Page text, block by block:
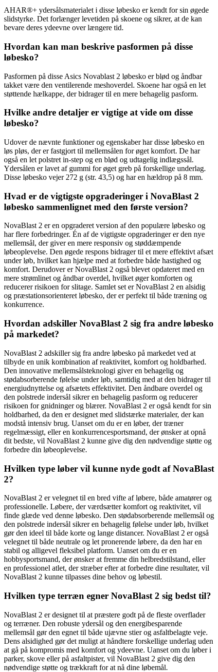
AHAR®+ ydersålsmaterialet i disse løbesko er kendt for sin øgede
slidstyrke. Det forlænger levetiden på skoene og sikrer, at de kan
bevare deres ydeevne over længere tid.
Hvordan kan man beskrive pasformen på disse
løbesko?
Pasformen på disse Asics Novablast 2 løbesko er blød og åndbar
takket være den ventilerende meshoverdel. Skoene har også en let
støttende hælkappe, der bidrager til en mere behagelig pasform.
Hvilke andre detaljer er vigtige at vide om disse
løbesko?
Udover de nævnte funktioner og egenskaber har disse løbesko en
løs pløs, der er fastgjort til mellemsålen for øget komfort. De har
også en let polstret in-step og en blød og udtagelig indlægssål.
Ydersålen er lavet af gummi for øget greb på forskellige underlag.
Disse løbesko vejer 272 g (str. 43,5) og har en hældrop på 8 mm.
Hvad er de vigtigste opgraderinger i NovaBlast 2
løbesko sammenlignet med den første version?
NovaBlast 2 er en opgraderet version af den populære løbesko og
har flere forbedringer. Én af de vigtigste opgraderinger er den nye
mellemsål, der giver en mere responsiv og støddæmpende
løbeoplevelse. Den øgede respons bidrager til et mere effektivt afsæt
under løb, hvilket kan hjælpe med at forbedre både hastighed og
komfort. Derudover er NovaBlast 2 også blevet opdateret med en
mere strømlinet og åndbar overdel, hvilket øger komforten og
reducerer risikoen for slitage. Samlet set er NovaBlast 2 en alsidig
og præstationsorienteret løbesko, der er perfekt til både træning og
konkurrence.
Hvordan adskiller NovaBlast 2 sig fra andre løbesko
på markedet?
NovaBlast 2 adskiller sig fra andre løbesko på markedet ved at
tilbyde en unik kombination af reaktivitet, komfort og holdbarhed.
Den innovative mellemsålsteknologi giver en behagelig og
stødabsorberende følelse under løb, samtidig med at den bidrager til
energiudnyttelse og afsætets effektivitet. Den åndbare overdel og
den polstrede indersål sikrer en behagelig pasform og reducerer
risikoen for gnidninger og blærer. NovaBlast 2 er også kendt for sin
holdbarhed, da den er designet med slidstærke materialer, der kan
modstå intensiv brug. Uanset om du er en løber, der træner
regelmæssigt, eller en konkurrencesportsmand, der ønsker at opnå
dit bedste, vil NovaBlast 2 kunne give dig den nødvendige støtte og
forbedre din løbeoplevelse.
Hvilken type løber vil kunne nyde godt af NovaBlast
2?
NovaBlast 2 er velegnet til en bred vifte af løbere, både amatører og
professionelle. Løbere, der værdsætter komfort og reaktivitet, vil
finde glæde ved denne løbesko. Den stødabsorberende mellemsål og
den polstrede indersål sikrer en behagelig følelse under løb, hvilket
gør den ideel til både korte og lange distancer. NovaBlast 2 er også
velegnet til både neutrale og let pronerende løbere, da den har en
stabil og alligevel fleksibel platform. Uanset om du er en
hobbysportsmand, der ønsker at fremme din helbredstilstand, eller
en professionel atlet, der stræber efter at forbedre dine resultater, vil
NovaBlast 2 kunne tilpasses dine behov og løbestil.
Hvilken type terræn egner NovaBlast 2 sig bedst til?
NovaBlast 2 er designet til at præstere godt på de fleste overflader
og terræner. Den robuste ydersål og den energibesparende
mellemsål gør den egnet til både ujævne stier og asfaltbelagte veje.
Dens alsidighed gør det muligt at håndtere forskellige underlag uden
at gå på kompromis med komfort og ydeevne. Uanset om du løber i
parker, skove eller på asfaltpister, vil NovaBlast 2 give dig den
nødvendige støtte og trækkraft for at nå dine løbemål.